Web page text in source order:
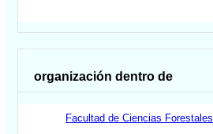
organización dentro de
Facultad de Ciencias Forestales